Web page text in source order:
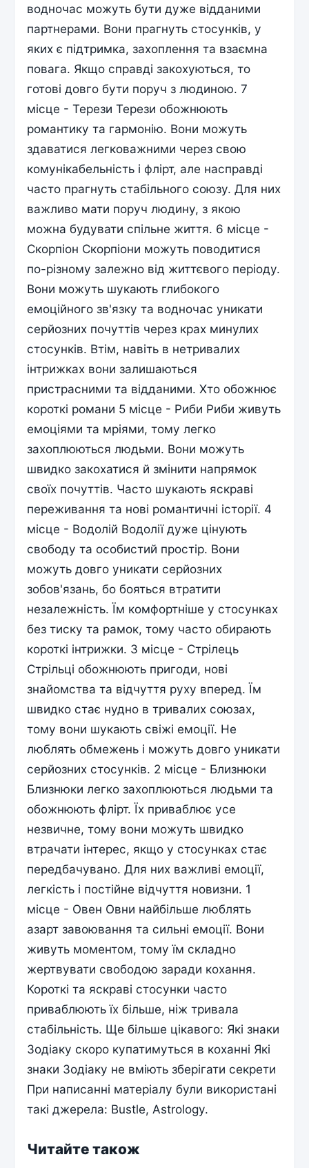
водночас можуть бути дуже відданими
партнерами. Вони прагнуть стосунків, у
яких є підтримка, захоплення та взаємна
повага. Якщо справді закохуються, то
готові довго бути поруч з людиною. 7
місце - Терези Терези обожнюють
романтику та гармонію. Вони можуть
здаватися легковажними через свою
комунікабельність і флірт, але насправді
часто прагнуть стабільного союзу. Для них
важливо мати поруч людину, з якою
можна будувати спільне життя. 6 місце -
Скорпіон Скорпіони можуть поводитися
по-різному залежно від життєвого періоду.
Вони можуть шукають глибокого
емоційного зв'язку та водночас уникати
серйозних почуттів через крах минулих
стосунків. Втім, навіть в нетривалих
інтрижках вони залишаються
пристрасними та відданими. Хто обожнює
короткі романи 5 місце - Риби Риби живуть
емоціями та мріями, тому легко
захоплюються людьми. Вони можуть
швидко закохатися й змінити напрямок
своїх почуттів. Часто шукають яскраві
переживання та нові романтичні історії. 4
місце - Водолій Водолії дуже цінують
свободу та особистий простір. Вони
можуть довго уникати серйозних
зобов'язань, бо бояться втратити
незалежність. Їм комфортніше у стосунках
без тиску та рамок, тому часто обирають
короткі інтрижки. 3 місце - Стрілець
Стрільці обожнюють пригоди, нові
знайомства та відчуття руху вперед. Їм
швидко стає нудно в тривалих союзах,
тому вони шукають свіжі емоції. Не
люблять обмежень і можуть довго уникати
серйозних стосунків. 2 місце - Близнюки
Близнюки легко захоплюються людьми та
обожнюють флірт. Їх приваблює усе
незвичне, тому вони можуть швидко
втрачати інтерес, якщо у стосунках стає
передбачувано. Для них важливі емоції,
легкість і постійне відчуття новизни. 1
місце - Овен Овни найбільше люблять
азарт завоювання та сильні емоції. Вони
живуть моментом, тому їм складно
жертвувати свободою заради кохання.
Короткі та яскраві стосунки часто
приваблюють їх більше, ніж тривала
стабільність. Ще більше цікавого: Які знаки
Зодіаку скоро купатимуться в коханні Які
знаки Зодіаку не вміють зберігати секрети
При написанні матеріалу були використані
такі джерела: Bustle, Astrology.
Читайте також